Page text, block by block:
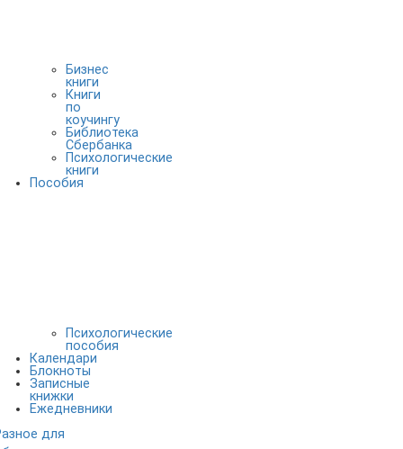
Бизнес
книги
Книги
по
коучингу
Библиотека
Сбербанка
Психологические
книги
Пособия
Психологические
пособия
Календари
Блокноты
Записные
книжки
Ежедневники
для